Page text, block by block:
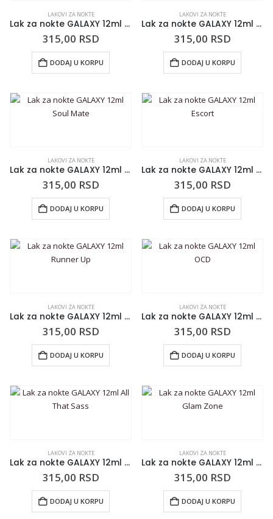
LAKOVI ZA NOKTE
Lak za nokte GALAXY 12ml #Social
315,00 RSD
DODAJ U KORPU
LAKOVI ZA NOKTE
Lak za nokte GALAXY 12ml Blu-Umie
315,00 RSD
DODAJ U KORPU
LAKOVI ZA NOKTE
Lak za nokte GALAXY 12ml Soul Mate
315,00 RSD
DODAJ U KORPU
LAKOVI ZA NOKTE
Lak za nokte GALAXY 12ml Escort
315,00 RSD
DODAJ U KORPU
LAKOVI ZA NOKTE
Lak za nokte GALAXY 12ml Runner Up
315,00 RSD
DODAJ U KORPU
LAKOVI ZA NOKTE
Lak za nokte GALAXY 12ml OCD
315,00 RSD
DODAJ U KORPU
LAKOVI ZA NOKTE
Lak za nokte GALAXY 12ml All That Sass
315,00 RSD
DODAJ U KORPU
LAKOVI ZA NOKTE
Lak za nokte GALAXY 12ml Glam Zone
315,00 RSD
DODAJ U KORPU